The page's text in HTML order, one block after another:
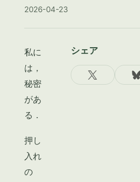
2026-04-23
シェア
私に
は，
秘密
があ
る．
押し
入れ
の